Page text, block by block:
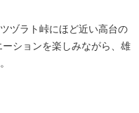
ヅラト峠にほど近い高台の
ションを楽しみながら、雄